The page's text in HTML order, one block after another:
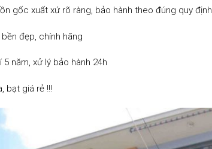
gốc xuất xứ rõ ràng, bảo hành theo đúng quy định
đẹp, chính hãng
5 năm, xử lý bảo hành 24h
bạt giá rẻ !!!